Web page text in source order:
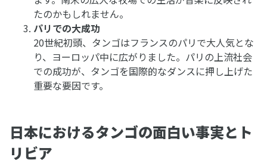
たのかもしれません。
パリでの大成功
20世紀初頭、タンゴはフランスのパリで大人気とな
り、ヨーロッパ中に広がりました。パリの上流社会
での成功が、タンゴを国際的なダンスに押し上げた
重要な要因です。
日本におけるタンゴの面白い事実とト
リビア